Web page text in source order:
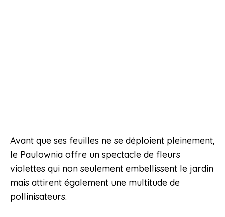
Avant que ses feuilles ne se déploient pleinement,
le Paulownia offre un spectacle de fleurs
violettes qui non seulement embellissent le jardin
mais attirent également une multitude de
pollinisateurs.